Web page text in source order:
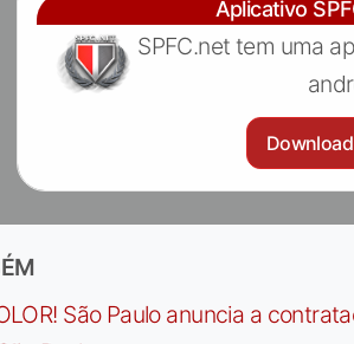
Aplicativo
SPFC.net tem uma
Download
São Paulo anuncia a